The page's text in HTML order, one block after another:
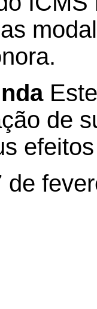
de
de